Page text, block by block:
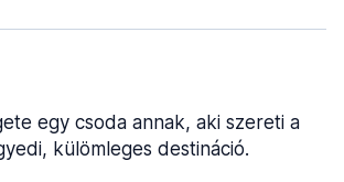
egy csoda annak, aki szereti a
külömleges destináció.